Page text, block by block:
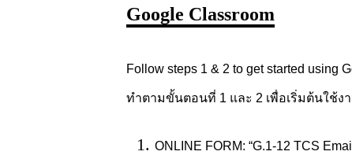
Google Classroom
Follow steps 1 & 2 to get started using
ทำตามขั้นตอนที่ 1 และ 2 เพื่อเริ่มต้นใช้ง
ONLINE FORM: “G.1-12 TCS